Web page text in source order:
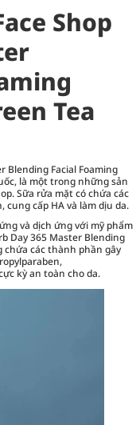
Shop
Tea
Blending Facial Foaming
là một trong những sản
Sữa rửa mặt có chứa các
cấp HA và làm dịu da.
và dịch ứng với mỹ phẩm
Day 365 Master Blending
chứa các thành phần gây
kỳ an toàn cho da.